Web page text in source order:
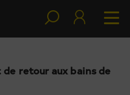
de retour aux bains de